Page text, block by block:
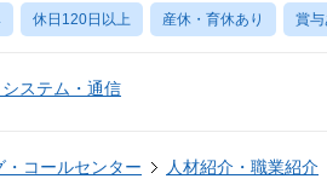
休日120日以上 産休・育休あり 賞与
ステム・通信
・コールセンター 人材紹介・職業紹介